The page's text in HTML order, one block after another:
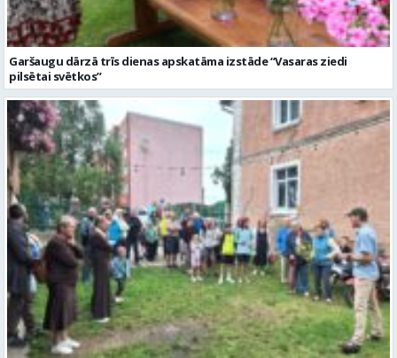
Garšaugu dārzā trīs dienas apskatāma izstāde “Vasaras ziedi
pilsētai svētkos”